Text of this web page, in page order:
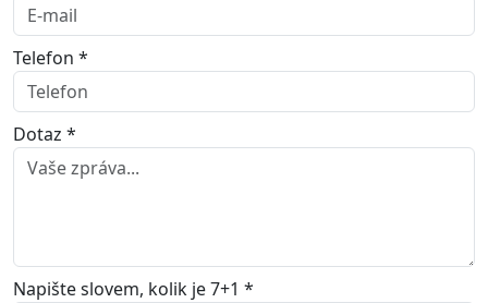
Telefon *
Dotaz *
Napište slovem, kolik je 7+1 *